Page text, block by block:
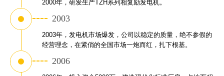
2000年，研发生产TZH系列相复励发电机。
2003
2003年，发电机市场爆发，公司以稳定的质量，绝不参假的
经营理念，在紧俏的全国市场一炮而红，扎下根基。
2006